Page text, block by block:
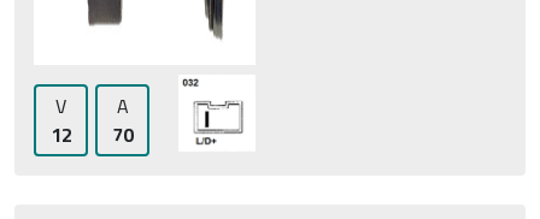
V
12
A
70